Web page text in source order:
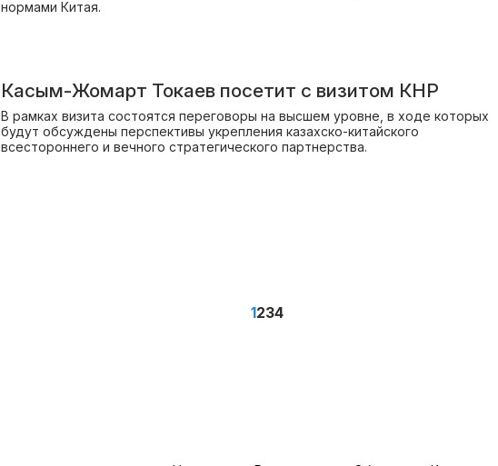
нормами Китая.
Касым-Жомарт Токаев посетит с визитом КНР
В рамках визита состоятся переговоры на высшем уровне, в ходе которых
будут обсуждены перспективы укрепления казахско-китайского
всестороннего и вечного стратегического партнерства.
1234